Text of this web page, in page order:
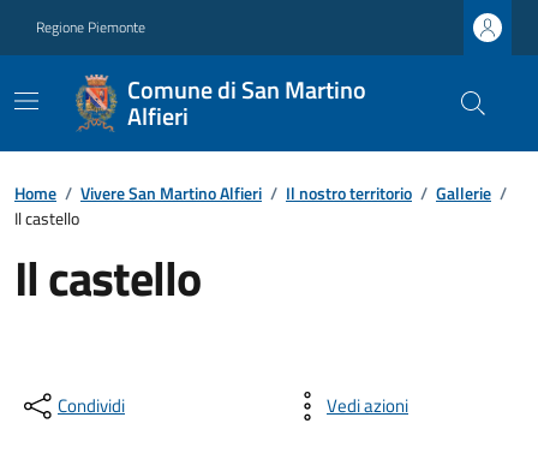
Regione Piemonte
Comune di San Martino
Alfieri
Home / Vivere San Martino Alfieri / Il nostro territorio / Gallerie /
Il castello
Il castello
Condividi Vedi azioni